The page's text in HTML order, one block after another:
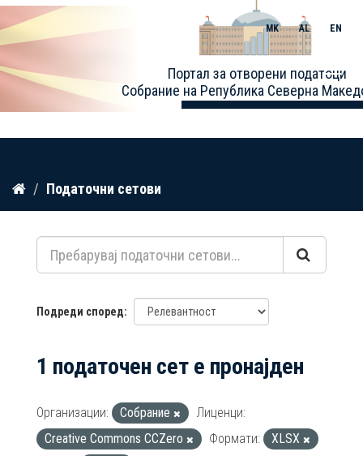
Прескокнете
содржина
Портал за отворени податоци
Собрание на Република Северна
MK AL EN
Toggle
Податочни сетови
Подреди според
1 податочен сет е пронајден
Организации: Собрание
Лиценци:
Creative Commons CCZero
Формати:
XLSX